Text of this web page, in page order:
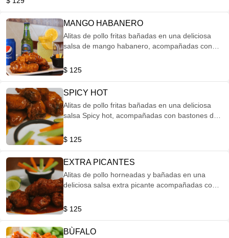
MANGO HABANERO
Alitas de pollo fritas bañadas en una deliciosa
salsa de mango habanero, acompañadas con
$ 125
SPICY HOT
Alitas de pollo fritas bañadas en una deliciosa
salsa Spicy hot, acompañadas con bastones de
$ 125
EXTRA PICANTES
Alitas de pollo horneadas y bañadas en una
deliciosa salsa extra picante acompañadas con
$ 125
BÙFALO